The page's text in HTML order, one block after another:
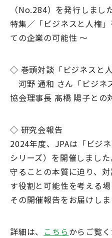
（No.284）を発行しました
特集／「ビジネスと人権
ての企業の可能性 ～
◇ 巻頭対談「ビジネスと
河野 通和 さん「ビジネ
協会理事長 髙橋 陽子との
◇ 研究会報告
2024年度、JPAは「ビジ
シリーズ）を開催しまし
守ることの本質に迫り、
す役割と可能性を考える
その開催報告をお届けしま
詳細は、 こちらからご覧く